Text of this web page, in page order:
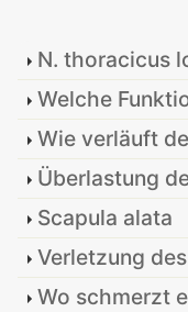
N. thoracicus
Welche
Wie verläuft
Überlastung
Scapula alata
Verletzung
Wo schmerzt